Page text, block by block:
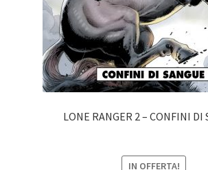
LONE RANGER 2 – CONFINI DI
IN OFFERTA!